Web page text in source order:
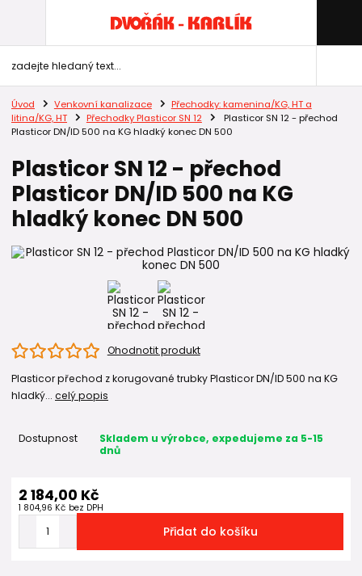
Úvod Venkovní kanalizace
Přechodky: kamenina/KG, HT a
litina/KG, HT
Přechodky Plasticor SN 12
Plasticor SN 12 - přechod
Plasticor DN/ID 500 na KG hladký konec DN 500
Plasticor SN 12 - přechod
Plasticor DN/ID 500 na KG
hladký konec DN 500
Ohodnotit produkt
Plasticor přechod z korugované trubky Plasticor DN/ID 500 na KG
hladký... celý popis
Dostupnost
Skladem u výrobce, expedujeme za 5-15
dnů
2 184,00 Kč
1 804,96 Kč bez DPH
Přidat do košíku